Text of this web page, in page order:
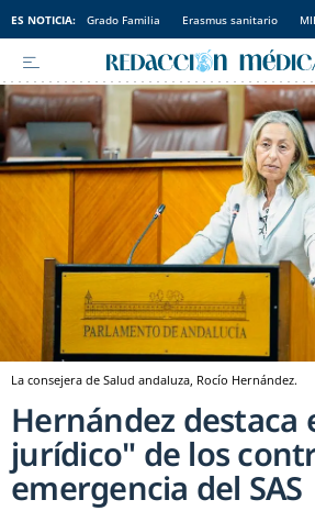
ES NOTICIA: Grado Familia Erasmus sanitario
La consejera de Salud andaluza, Rocío Hernández.
Hernández destaca
jurídico" de los
emergencia del SAS